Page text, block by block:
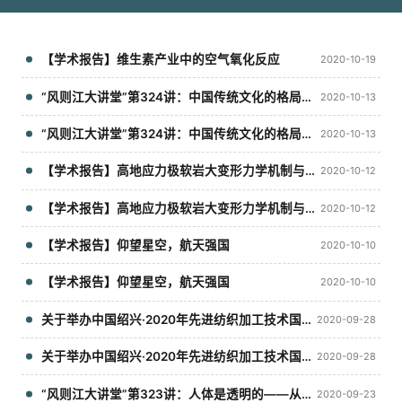
【学术报告】维生素产业中的空气氧化反应 2020-10-19
“风则江大讲堂”第324讲：中国传统文化的格局与气象 2020-10-13
“风则江大讲堂”第324讲：中国传统文化的格局与气象 2020-10-13
【学术报告】高地应力极软岩大变形力学机制与采用让压支护的整治对策研究 2020-10-12
【学术报告】高地应力极软岩大变形力学机制与采用让压支护的整治对策研究 2020-10-12
【学术报告】仰望星空，航天强国 2020-10-10
【学术报告】仰望星空，航天强国 2020-10-10
关于举办中国绍兴·2020年先进纺织加工技术国际学术研讨会的通知 2020-09-28
关于举办中国绍兴·2020年先进纺织加工技术国际学术研讨会的通知 2020-09-28
“风则江大讲堂”第323讲：人体是透明的——从医学影像与介入诊疗窥见现代医学发展趋势 2020-09-23